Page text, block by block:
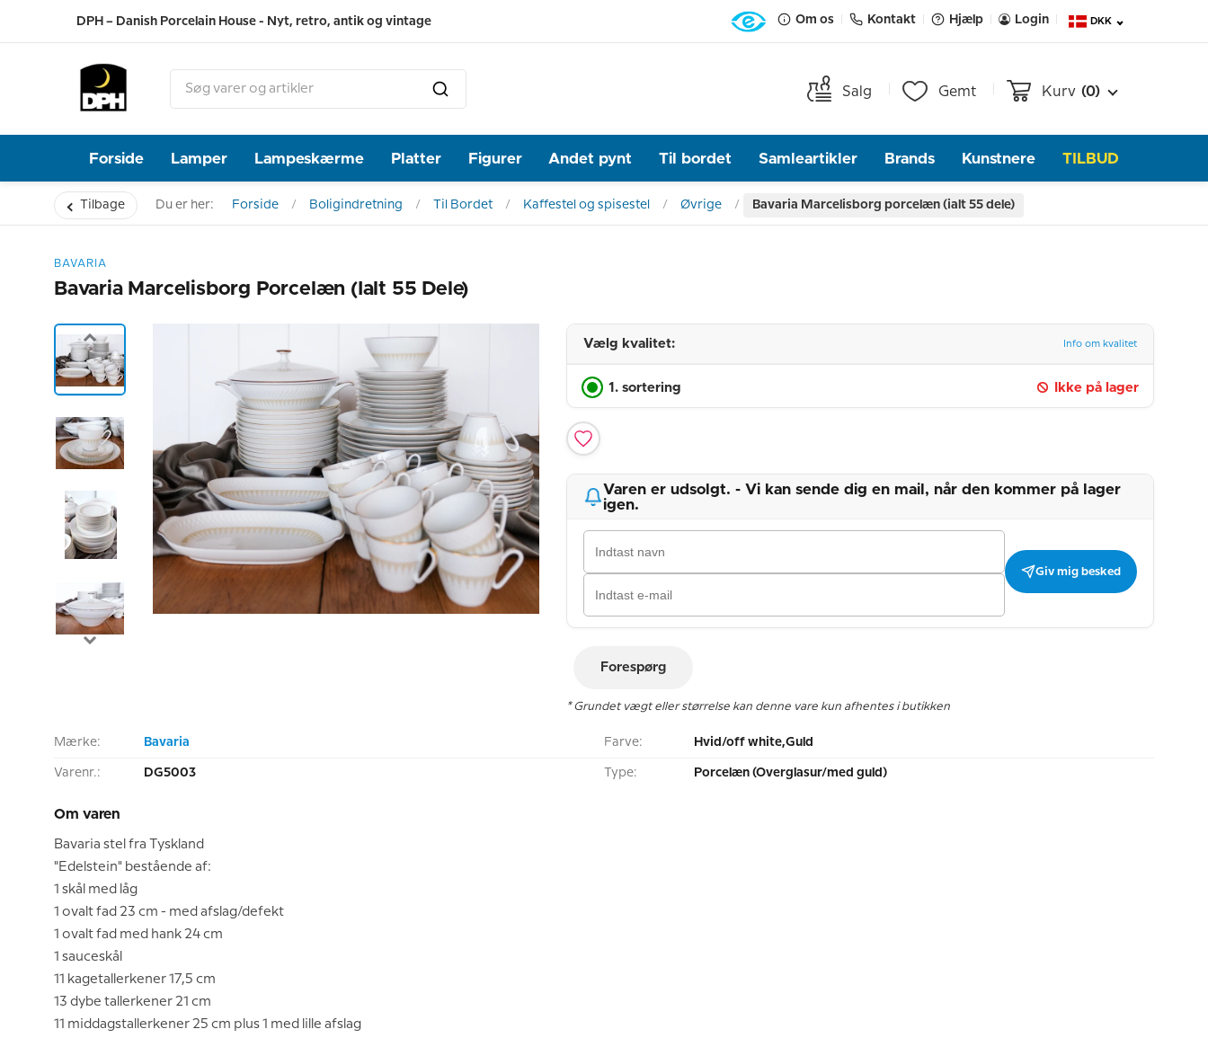
DPH – Danish Porcelain House - Nyt, retro, antik og vintage Om os Kontakt Hjælp Login DKK
Salg Gemt Kurv (0)
Forside Lamper Lampeskærme Platter Figurer Andet pynt Til bordet Samleartikler Brands Kunstnere TILBUD
Tilbage Du er her: Forside Boligindretning Til Bordet Kaffestel og spisestel Øvrige Bavaria Marcelisborg porcelæn (ialt 55 dele)
BAVARIA
Bavaria Marcelisborg Porcelæn (ialt 55 Dele)
Vælg kvalitet: Info om kvalitet
1. sortering Ikke på lager
Varen er udsolgt. - Vi kan sende dig en mail, når den kommer på lager
igen.
Giv mig besked
Forespørg
* Grundet vægt eller størrelse kan denne vare kun afhentes i butikken
Mærke: Bavaria
Varenr.: DG5003
Farve: Hvid/off white,Guld
Type: Porcelæn (Overglasur/med guld)
Om varen
Bavaria stel fra Tyskland
"Edelstein" bestående af:
1 skål med låg
1 ovalt fad 23 cm - med afslag/defekt
1 ovalt fad med hank 24 cm
1 sauceskål
11 kagetallerkener 17,5 cm
13 dybe tallerkener 21 cm
11 middagstallerkener 25 cm plus 1 med lille afslag